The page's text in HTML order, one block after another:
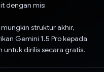
dengan misi
struktur akhir,
Gemini 1.5 Pro kepada
untuk dirilis secara gratis.